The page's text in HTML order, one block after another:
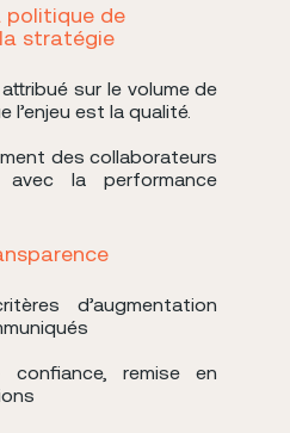
politique de
stratégie
sur le volume de
est la qualité.
des collaborateurs
la performance
d’augmentation
remise en